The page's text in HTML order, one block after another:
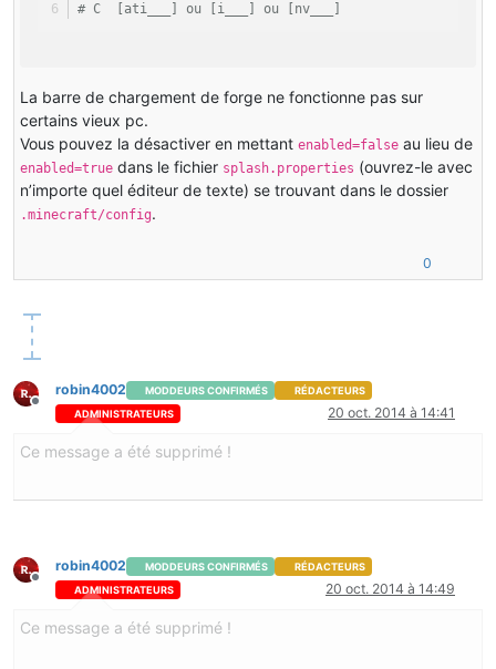
# C  [ati___] ou [i___] ou [nv___]
La barre de chargement de forge ne fonctionne pas sur
certains vieux pc.
Vous pouvez la désactiver en mettant enabled=false au lieu de
enabled=true dans le fichier splash.properties (ouvrez-le avec
n’importe quel éditeur de texte) se trouvant dans le dossier
.minecraft/config.
0
Hors-ligne
robin4002 MODDEURS CONFIRMÉS
RÉDACTEURS
ADMINISTRATEURS
20 oct. 2014 à 14:41
Ce message a été supprimé !
Hors-ligne
robin4002 MODDEURS CONFIRMÉS
RÉDACTEURS
ADMINISTRATEURS
20 oct. 2014 à 14:49
Ce message a été supprimé !